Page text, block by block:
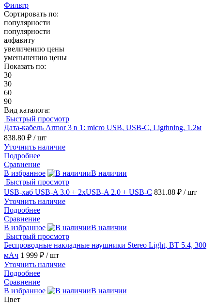
Фильтр
Сортировать по:
популярности
популярности
алфавиту
увеличению цены
уменьшению цены
Показать по:
30
30
60
90
Вид каталога:
Быстрый просмотр
Дата-кабель Armor 3 в 1: micro USB, USB-C, Ligthning, 1.2м
838.80 ₽ / шт
Уточнить наличие
Подробнее
Сравнение
В избранное
В наличии
Быстрый просмотр
USB-хаб USB-A 3.0 + 2xUSB-A 2.0 + USB-C 831.88 ₽ / шт
Уточнить наличие
Подробнее
Сравнение
В избранное
В наличии
Быстрый просмотр
Беспроводные накладные наушники Stereo Light, BT 5.4, 300
мАч 1 999 ₽ / шт
Уточнить наличие
Подробнее
Сравнение
В избранное
В наличии
Цвет